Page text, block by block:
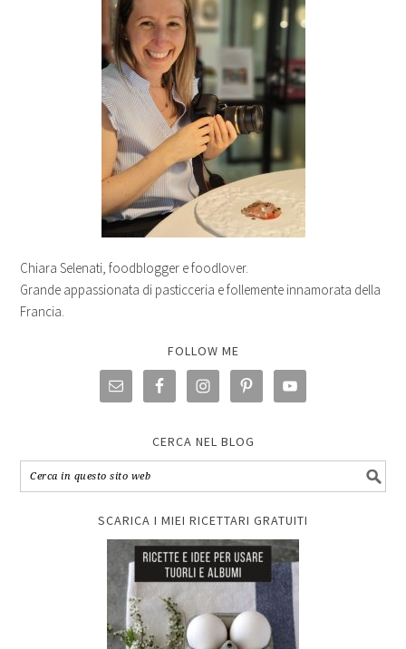
Chiara Selenati, foodblogger e foodlover.
Grande appassionata di pasticceria e follemente innamorata della
Francia.
FOLLOW ME
CERCA NEL BLOG
SCARICA I MIEI RICETTARI GRATUITI